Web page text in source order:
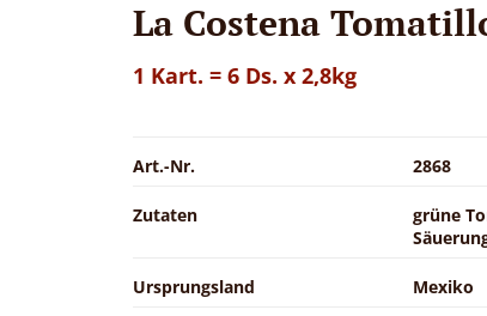
La Costena
1 Kart. = 6 Ds. x 2,8kg
Art.-Nr. 2868
Zutaten
grüne
Ursprungsland Mexiko